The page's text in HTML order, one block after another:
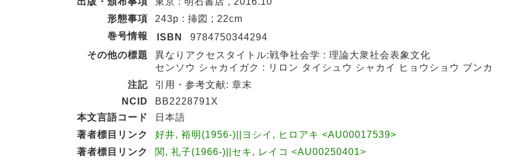
形態事項
243p : 挿図 ; 22cm
巻号情報
ISBN
9784750344294
その他の標題
異なりアクセスタイトル:戦争社会学 : 理論大衆社会表象文化
センソウ シャカイガク : リロン タイシュウ シャカイ ヒョウショウ ブンカ
注記
引用・参考文献: 章末
NCID
BB2228791X
本文言語コード
日本語
著者標目リンク
好井, 裕明(1956-)||ヨシイ, ヒロアキ <AU00017539>
著者標目リンク
関, 礼子(1966-)||セキ, レイコ <AU00250401>